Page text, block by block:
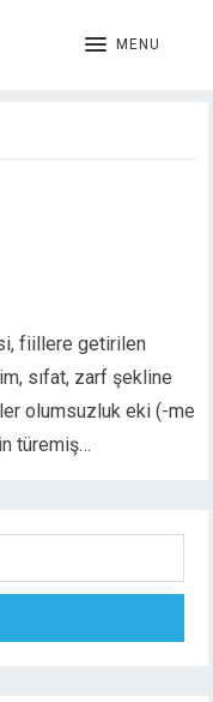
MENU
fiillere getirilen
sıfat, zarf şekline
olumsuzluk eki (-me
türemiş…